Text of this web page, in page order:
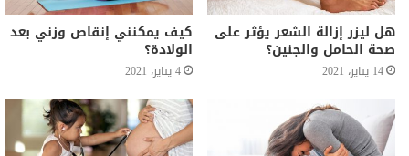
هل ليزر إزالة الشعر يؤثر على
صحة الحامل والجنين؟
14 يناير، 2021
كيف يمكنني إنقاص وزني بعد
الولادة؟
4 يناير، 2021